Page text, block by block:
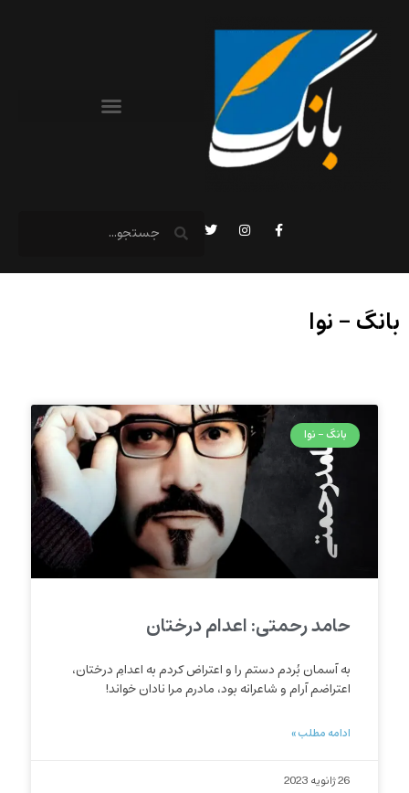
بانگ – نوا
بانگ - نوا
حامد رحمتی: اعدام درختان
به آسمان بُردم دستم را و اعتراض کردم به اعدامِ درختان،
اعتراضم آرام و شاعرانه بود، مادرم مرا نادان خواند!
ادامه مطلب »
26 ژانویه 2023